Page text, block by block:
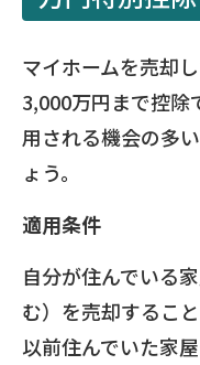
マイホームを売却
3,000万円まで控除
用される機会の多
ょう。
適用条件
自分が住んでいる
む）を売却すること
以前住んでいた家